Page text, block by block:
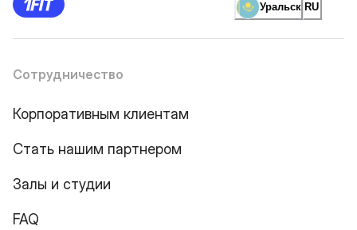
Уральск RU
Сотрудничество
Корпоративным клиентам
Стать нашим партнером
Залы и студии
FAQ